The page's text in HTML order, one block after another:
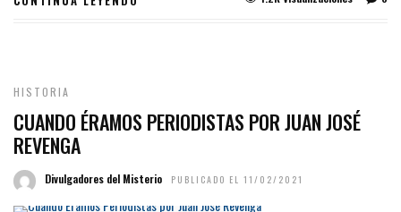
HISTORIA
CUANDO ÉRAMOS PERIODISTAS POR JUAN JOSÉ
REVENGA
Divulgadores del Misterio PUBLICADO EL 11/02/2021